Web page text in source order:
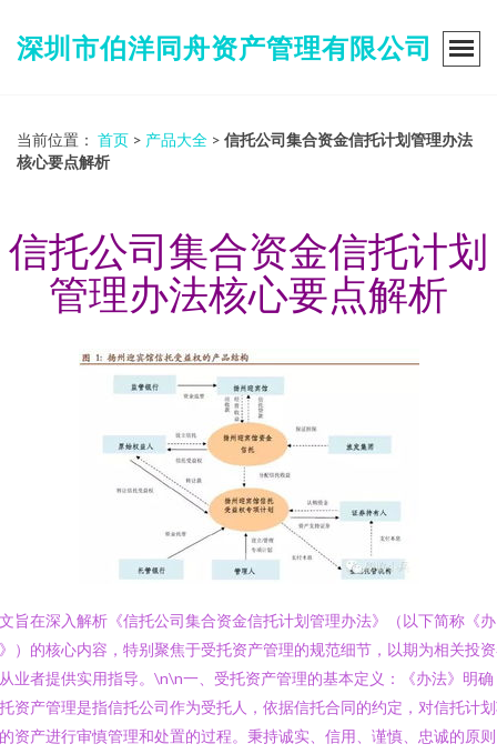
深圳市伯洋同舟资产管理有限公司
当前位置： 首页 > 产品大全 > 信托公司集合资金信托计划管理办法
核心要点解析
信托公司集合资金信托计划
管理办法核心要点解析
旨在深入解析《信托公司集合资金信托计划管理办法》（以下简称《办
）的核心内容，特别聚焦于受托资产管理的规范细节，以期为相关投
业者提供实用指导。\n\n一、受托资产管理的基本定义：《办法》明确
资产管理是指信托公司作为受托人，依据信托合同的约定，对信托计
资产进行审慎管理和处置的过程。秉持诚实、信用、谨慎、忠诚的原